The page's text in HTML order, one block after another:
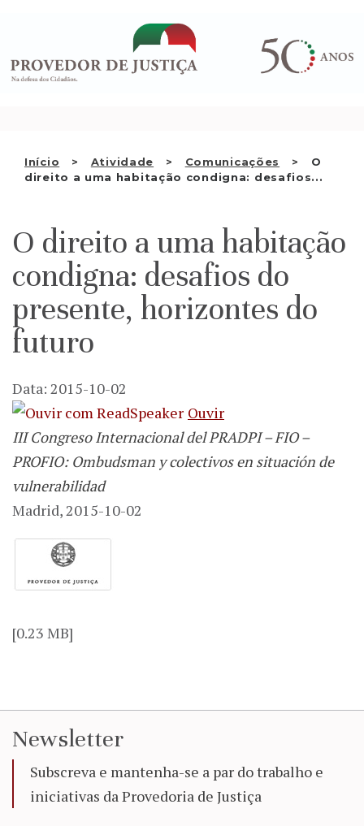
conteúdo
Início Atividade Comunicações
O
direito a uma habitação condigna: desafios...
QUEM SOMOS
ATIVIDADE
RELAÇÕES INTERNACIONAIS
PT
O direito a uma habitação
condigna: desafios do
presente, horizontes do
futuro
Data: 2015-10-02
Ouvir
III Congreso Internacional del PRADPI – FIO –
PROFIO: Ombudsman y colectivos en situación de
vulnerabilidad
Madrid, 2015-10-02
[0.23 MB]
Newsletter
Subscreva e mantenha-se a par do trabalho e
iniciativas da Provedoria de Justiça